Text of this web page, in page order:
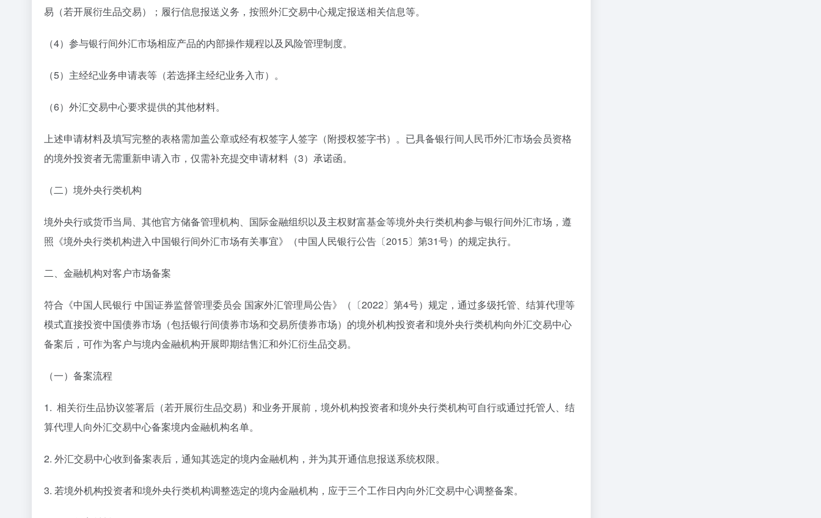
易（若开展衍生品交易）；履行信息报送义务，按照外汇交易中心规定报送相关信息等。
（4）参与银行间外汇市场相应产品的内部操作规程以及风险管理制度。
（5）主经纪业务申请表等（若选择主经纪业务入市）。
（6）外汇交易中心要求提供的其他材料。
上述申请材料及填写完整的表格需加盖公章或经有权签字人签字（附授权签字书）。已具备银行间人民币外汇市场会员资格
的境外投资者无需重新申请入市，仅需补充提交申请材料（3）承诺函。
（二）境外央行类机构
境外央行或货币当局、其他官方储备管理机构、国际金融组织以及主权财富基金等境外央行类机构参与银行间外汇市场，遵
照《境外央行类机构进入中国银行间外汇市场有关事宜》（中国人民银行公告〔2015〕第31号）的规定执行。
二、金融机构对客户市场备案
符合《中国人民银行 中国证券监督管理委员会 国家外汇管理局公告》（〔2022〕第4号）规定，通过多级托管、结算代理等
模式直接投资中国债券市场（包括银行间债券市场和交易所债券市场）的境外机构投资者和境外央行类机构向外汇交易中心
备案后，可作为客户与境内金融机构开展即期结售汇和外汇衍生品交易。
（一）备案流程
1. 相关衍生品协议签署后（若开展衍生品交易）和业务开展前，境外机构投资者和境外央行类机构可自行或通过托管人、结
算代理人向外汇交易中心备案境内金融机构名单。
2. 外汇交易中心收到备案表后，通知其选定的境内金融机构，并为其开通信息报送系统权限。
3. 若境外机构投资者和境外央行类机构调整选定的境内金融机构，应于三个工作日内向外汇交易中心调整备案。